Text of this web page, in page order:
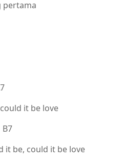
pertama
it be love
it be, could it be love